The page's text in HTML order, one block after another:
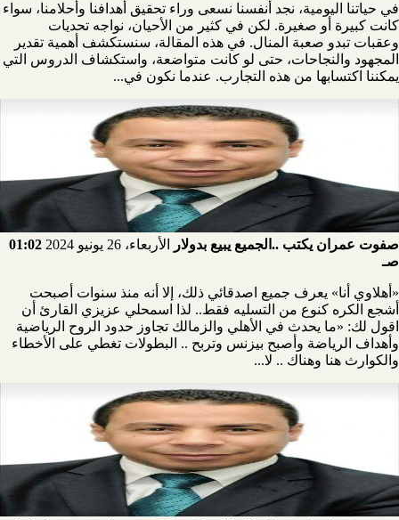
في حياتنا اليومية، نجد أنفسنا نسعى وراء تحقيق أهدافنا وأحلامنا، سواء
كانت كبيرة أو صغيرة. لكن في كثير من الأحيان، نواجه تحديات
وعقبات تبدو صعبة المنال. في هذه المقالة، سنستكشف أهمية تقدير
المجهود والنجاحات، حتى لو كانت متواضعة، واستكشاف الدروس التي
يمكننا اكتسابها من هذه التجارب. عندما نكون في...
صفوت عمران يكتب ..الجميع يبيع بدولار الأربعاء، 26 يونيو 2024
01:02
صـ
«أهلاوي أنا» يعرف جميع اصدقائي ذلك، إلا أنه منذ سنوات أصبحت
أشجع الكره كنوع من التسليه فقط.. لذا اسمحلي عزيزي القارئ أن
اقول لك: «ما يحدث في الأهلي والزمالك تجاوز حدود الروح الرياضية
وأهداف الرياضة وأصبح بيزنس وتربح .. البطولات تغطي على الأخطاء
والكوارث هنا وهناك .. لا...